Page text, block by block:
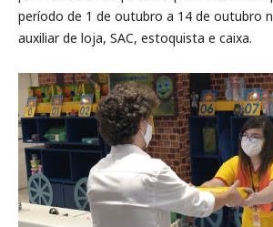
período de 1 de outubro a 14 de outubro
auxiliar de loja, SAC, estoquista e caixa.